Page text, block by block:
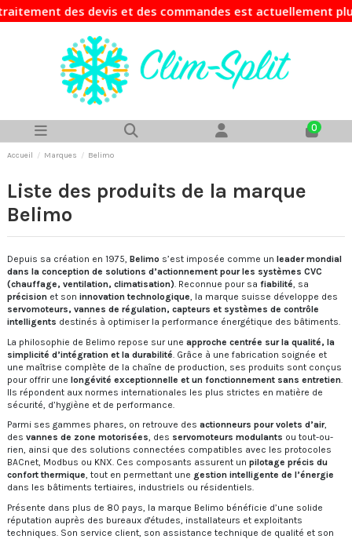
des devis et des commandes est actuellement
0
Accueil Marques Belimo
Liste des produits de la marque
Belimo
Depuis sa création en 1975, Belimo s’est imposée comme un leader mondial
dans la conception de solutions d’actionnement pour les systèmes CVC
(chauffage, ventilation, climatisation). Reconnue pour sa fiabilité, sa
précision et son innovation technologique, la marque suisse développe des
servomoteurs, vannes de régulation, capteurs et systèmes de contrôle
intelligents destinés à optimiser la performance énergétique des bâtiments.
La philosophie de Belimo repose sur une approche centrée sur la qualité, la
simplicité d’intégration et la durabilité. Grâce à une fabrication soignée et
une maîtrise complète de la chaîne de production, ses produits sont conçus
pour offrir une longévité exceptionnelle et un fonctionnement sans entretien.
Ils répondent aux normes internationales les plus strictes en matière de
sécurité, d’hygiène et de performance.
Parmi ses gammes phares, on retrouve des actionneurs pour volets d’air,
des vannes de zone motorisées, des servomoteurs modulants ou tout-ou-
rien, ainsi que des solutions connectées compatibles avec les protocoles
BACnet, Modbus ou KNX. Ces composants assurent un pilotage précis du
confort thermique, tout en permettant une gestion intelligente de l’énergie
dans les bâtiments tertiaires, industriels ou résidentiels.
Présente dans plus de 80 pays, la marque Belimo bénéficie d’une solide
réputation auprès des bureaux d'études, installateurs et exploitants
techniques. Son service client, son assistance technique de qualité et son